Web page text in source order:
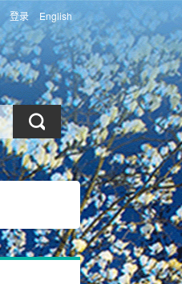
登录 English